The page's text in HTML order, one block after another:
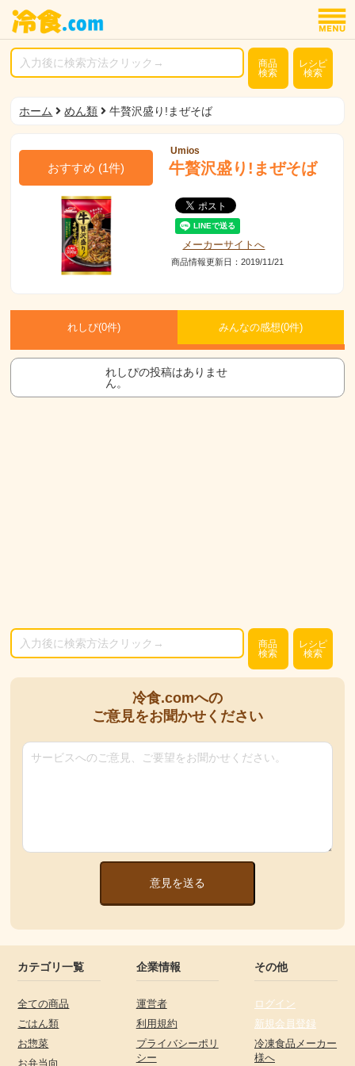
商品
検索
レシピ
検索
ホーム めん類 牛贅沢盛り!まぜそば
おすすめ (1件)
Umios
牛贅沢盛り!まぜそば
メーカーサイトへ
商品情報更新日：2019/11/21
れしぴ(0件) みんなの感想(0件)
れしぴの投稿はありませ
ん。
商品
検索
レシピ
検索
冷食.comへの
ご意見をお聞かせください
意見を送る
カテゴリ一覧
全ての商品
ごはん類
お惣菜
お弁当向
企業情報
運営者
利用規約
プライバシーポリ
シー
その他
ログイン
新規会員登録
冷凍食品メーカー
様へ